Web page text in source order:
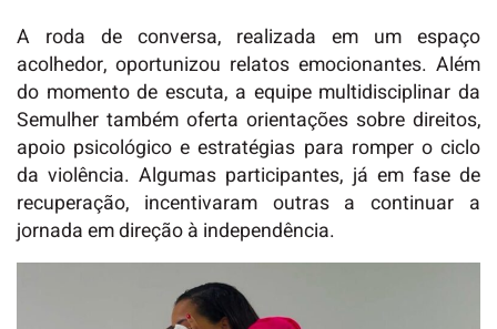
A roda de conversa, realizada em um espaço
acolhedor, oportunizou relatos emocionantes. Além
do momento de escuta, a equipe multidisciplinar da
Semulher também oferta orientações sobre direitos,
apoio psicológico e estratégias para romper o ciclo
da violência. Algumas participantes, já em fase de
recuperação, incentivaram outras a continuar a
jornada em direção à independência.